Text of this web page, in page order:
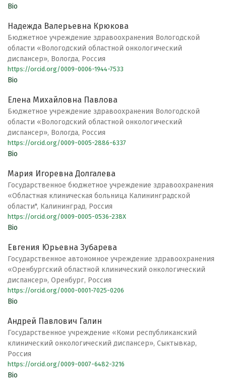
Bio
Надежда Валерьевна Крюкова
Бюджетное учреждение здравоохранения Вологодской
области «Вологодский областной онкологический
диспансер», Вологда, Россия
https://orcid.org/0009-0006-1944-7533
Bio
Елена Михайловна Павлова
Бюджетное учреждение здравоохранения Вологодской
области «Вологодский областной онкологический
диспансер», Вологда, Россия
https://orcid.org/0009-0005-2886-6337
Bio
Мария Игоревна Долгалева
Государственное бюджетное учреждение здравоохранения
«Областная клиническая больница Калининградской
области", Калининград, Россия
https://orcid.org/0009-0005-0536-238X
Bio
Евгения Юрьевна Зубарева
Государственное автономное учреждение здравоохранения
«Оренбургский областной клинический онкологический
диспансер», Оренбург, Россия
https://orcid.org/0000-0001-7025-0206
Bio
Андрей Павлович Галин
Государственное учреждение «Коми республиканский
клинический онкологический диспансер», Сыктывкар,
Россия
https://orcid.org/0009-0007-6482-3216
Bio